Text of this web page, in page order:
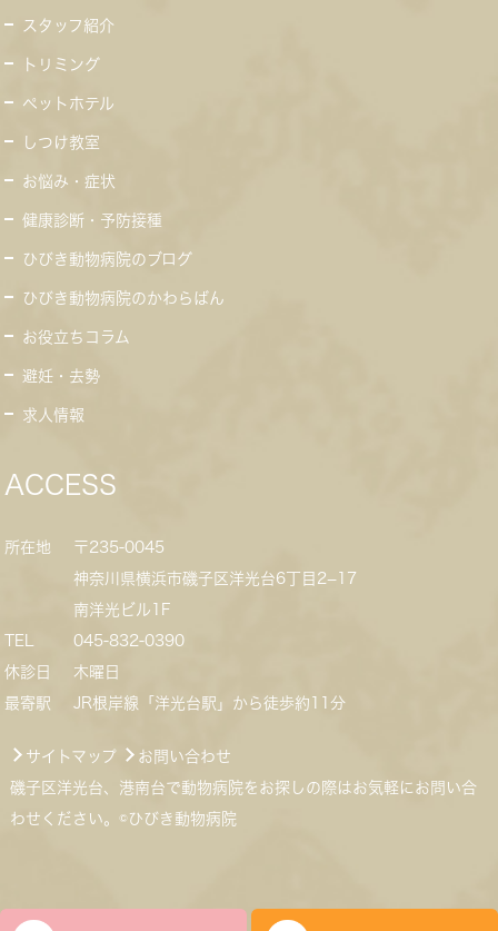
スタッフ紹介
トリミング
ペットホテル
しつけ教室
お悩み・症状
健康診断・予防接種
ひびき動物病院のブログ
ひびき動物病院のかわらばん
お役立ちコラム
避妊・去勢
求人情報
ACCESS
所在地
〒235-0045
神奈川県横浜市磯子区洋光台6丁目2−17
南洋光ビル1F
TEL
045-832-0390
休診日
木曜日
最寄駅
JR根岸線「洋光台駅」から徒歩約11分
サイトマップ
お問い合わせ
磯子区洋光台、港南台で動物病院をお探しの際はお気軽にお問い合
わせください。©ひびき動物病院